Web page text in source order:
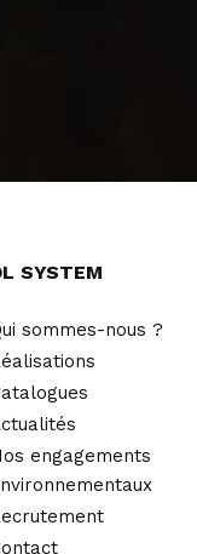
SYSTEM
sommes-nous ?
engagements